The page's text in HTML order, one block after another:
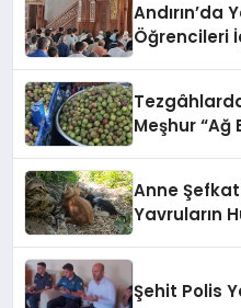
Andırın’da
Öğrencileri
Tezgâhlarda
Meşhur “Ağ
Anne
Yavruların
Şehit Polis